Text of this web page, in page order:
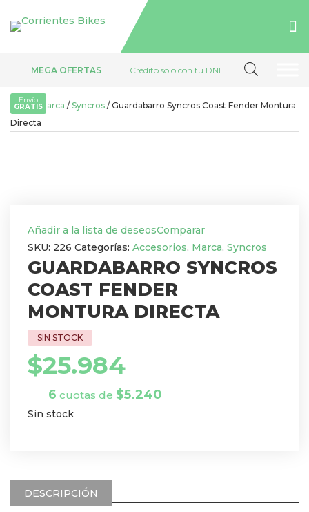
productos
MEGA OFERTAS Crédito solo con tu DNI
Inicio/Marca / Syncros / Guardabarro Syncros Coast Fender Montura
Directa
GUARDABARRO SYNCROS
COAST FENDER
MONTURA DIRECTA
$25.984
6 cuotas de $5.240
Sin stock
Añadir a la lista de deseosComparar
SKU: 226 Categorías: Accesorios, Marca, Syncros
DESCRIPCIÓN
Envío
GRATIS